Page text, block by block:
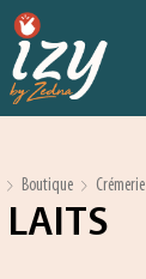
Boutique Crémerie
LAITS